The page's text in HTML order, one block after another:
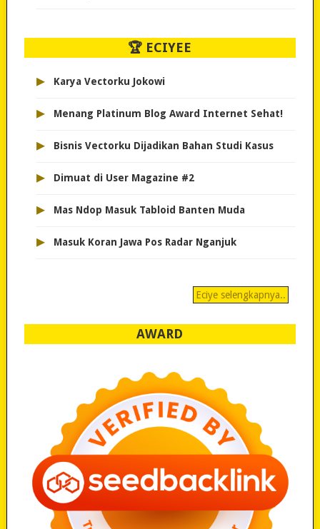
🏆 ECIYEE
▸ Karya Vectorku Jokowi
▸ Menang Platinum Blog Award Internet Sehat!
▸ Bisnis Vectorku Dijadikan Bahan Studi Kasus
▸ Dimuat di User Magazine #2
▸ Mas Ndop Masuk Tabloid Banten Muda
▸ Masuk Koran Jawa Pos Radar Nganjuk
Eciye selengkapnya..
AWARD